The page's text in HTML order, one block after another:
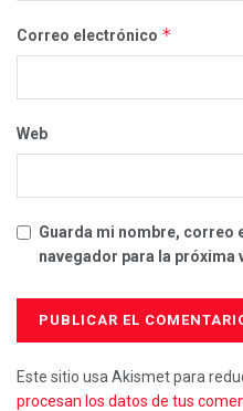
Correo electrónico *
Web
Guarda mi nombre, correo
navegador para la próxima
Este sitio usa Akismet para
procesan los datos de tus